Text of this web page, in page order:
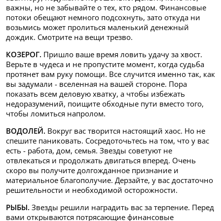
важны, но не забывайте о тех, кто рядом. Финансовые
потоки обещают немного подсохнуть, зато откуда ни
возьмись может пролиться маленький денежный
дождик. Смотрите на вещи трезво.
КОЗЕРОГ. Пришло ваше время ловить удачу за хвост.
Верьте в чудеса и не пропустите момент, когда судьба
протянет вам руку помощи. Все случится именно так, как
вы задумали - вселенная на вашей стороне. Пора
показать всем деловую хватку, а чтобы избежать
недоразумений, поищите обходные пути вместо того,
чтобы ломиться напролом.
ВОДОЛЕЙ. Вокруг вас творится настоящий хаос. Но не
спешите паниковать. Сосредоточьтесь на том, что у вас
есть - работа, дом, семья. Звезды советуют не
отвлекаться и продолжать двигаться вперед. Очень
скоро вы получите долгожданное признание и
материальное благополучие. Дерзайте, у вас достаточно
решительности и необходимой осторожности.
РЫБЫ. Звезды решили наградить вас за терпение. Перед
вами открываются потрясающие финансовые